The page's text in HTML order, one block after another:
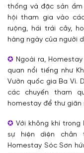
thống và đặc sản
hội tham gia vào
ruộng, hái trái cây,
hàng ngày của người
Ngoài ra,
quan nổi tiếng như
Vườn quốc gia Ba Vì.
các chuyến tham
homestay để thư giãn
Với không khí
sự hiện diện chân
Homestay Sóc Sơn